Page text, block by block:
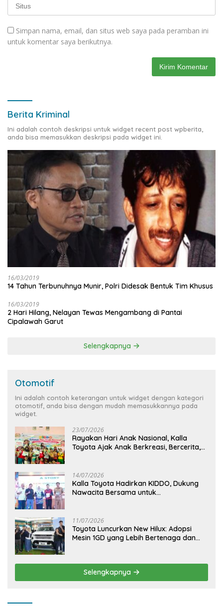
Simpan nama, email, dan situs web saya pada peramban ini
untuk komentar saya berikutnya.
Berita Kriminal
Ini adalah contoh deskripsi untuk widget recent post wpberita,
anda bisa memasukkan deskripsi pada widget ini.
16/03/2019
14 Tahun Terbunuhnya Munir, Polri Didesak Bentuk Tim Khusus
16/03/2019
2 Hari Hilang, Nelayan Tewas Mengambang di Pantai
Cipalawah Garut
Selengkapnya
Otomotif
Ini adalah contoh keterangan untuk widget dengan kategori
otomotif, anda bisa dengan mudah memasukkannya pada
widget.
23/07/2026
Rayakan Hari Anak Nasional, Kalla
Toyota Ajak Anak Berkreasi, Bercerita,
14/07/2026
Kalla Toyota Hadirkan KIDDO, Dukung
Nawacita Bersama untuk
11/07/2026
Toyota Luncurkan New Hilux: Adopsi
Mesin 1GD yang Lebih Bertenaga dan
Selengkapnya